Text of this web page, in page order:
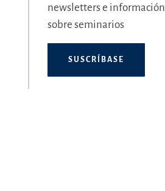
newsletters e información
sobre seminarios
SUSCRÍBASE